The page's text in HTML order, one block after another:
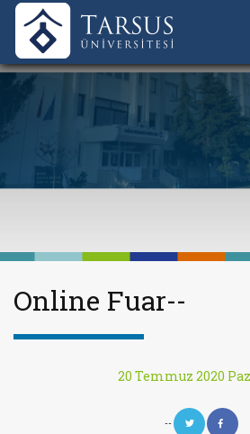
Online Fuar--
20 Temmuz 2020
--